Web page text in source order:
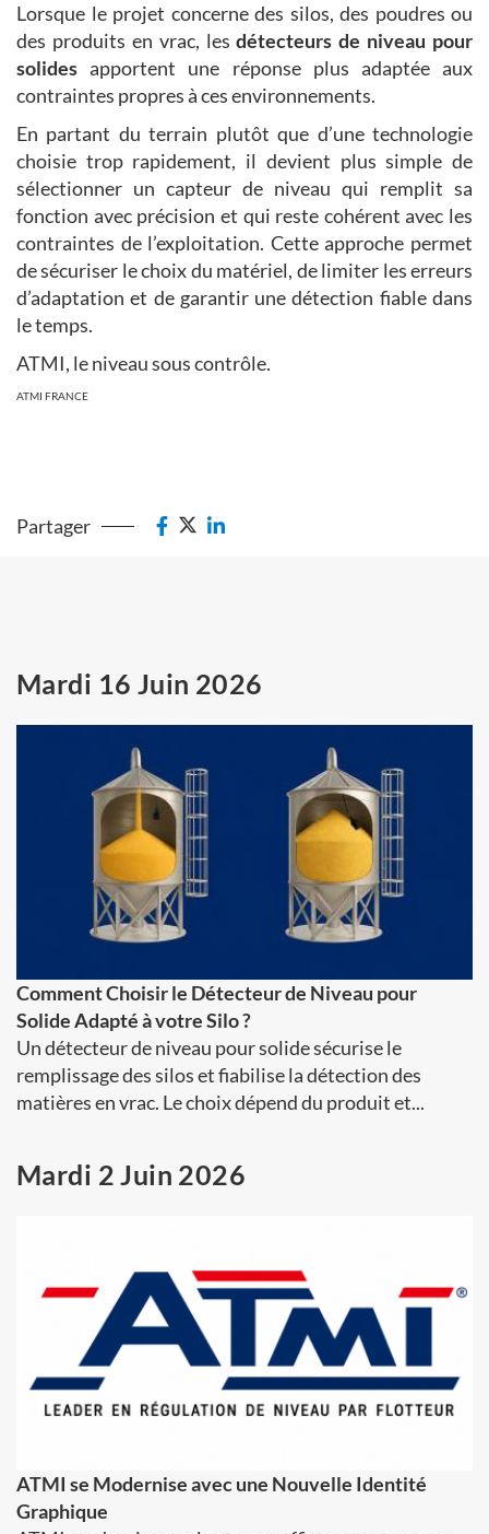
Lorsque le projet concerne des silos, des poudres ou
des produits en vrac, lesdétecteurs de niveau pour
solides apportent une réponse plus adaptée aux
contraintes propres à ces environnements.
En partant du terrain plutôt que d’une technologie
choisie trop rapidement, il devient plus simple de
sélectionner un capteur de niveau qui remplit sa
fonction avec précision et qui reste cohérent avec les
contraintes de l’exploitation. Cette approche permet
de sécuriser le choix du matériel, de limiter les erreurs
d’adaptation et de garantir une détection fiable dans
le temps.
ATMI, le niveau sous contrôle.
ATMI FRANCE
Partager
Mardi 16 Juin 2026
Comment Choisir le Détecteur de Niveau pour
Solide Adapté à votre Silo ?
Un détecteur de niveau pour solide sécurise le
remplissage des silos et fiabilise la détection des
matières en vrac. Le choix dépend du produit et...
Mardi 2 Juin 2026
ATMI se Modernise avec une Nouvelle Identité
Graphique